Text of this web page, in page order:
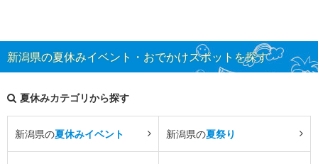
新潟県の夏休みイベント・おでかけスポットを探す
夏休みカテゴリから探す
新潟県の夏休みイベント 新潟県の夏祭り